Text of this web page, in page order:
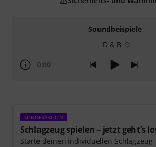
Soundbeispiele
D & B
0:00
SONDERAKTION
Schlagzeug spielen – jetzt geht’s
Starte deinen individuellen